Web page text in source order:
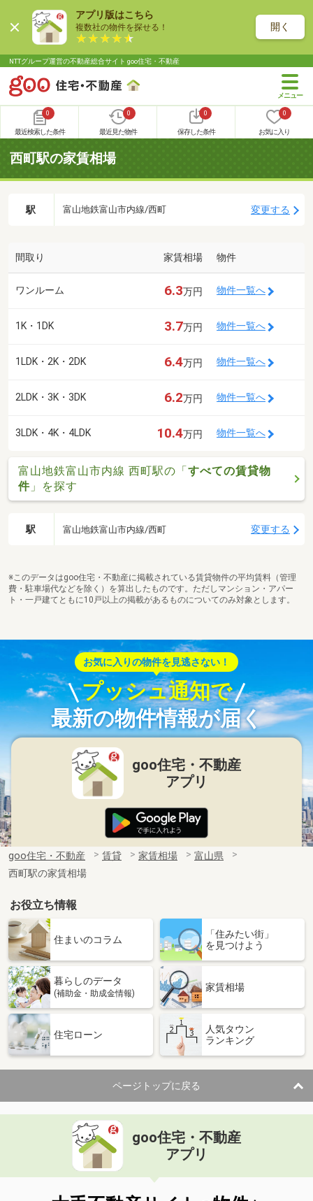
アプリ版はこちら
複数社の物件を探せる！ 開く
NTTグループ運営の不動産総合サイト goo住宅・不動産
0
最近検索した条件
0
最近見た物件
0
保存した条件
0
お気に入り
西町駅の家賃相場
駅 富山地鉄富山市内線/西町 変更する
間取り 家賃相場 物件
ワンルーム 6.3万円 物件一覧へ
1K・1DK 3.7万円 物件一覧へ
1LDK・2K・2DK 6.4万円 物件一覧へ
2LDK・3K・3DK 6.2万円 物件一覧へ
3LDK・4K・4LDK 10.4万円 物件一覧へ
富山地鉄富山市内線 西町駅の「すべての賃貸物
件 」を探す
駅 富山地鉄富山市内線/西町 変更する
※このデータはgoo住宅・不動産に掲載されている賃貸物件の平均賃料（管理
費・駐車場代などを除く）を算出したものです。ただしマンション・アパー
ト・一戸建てともに10戸以上の掲載があるものについてのみ対象とします。
お気に入りの物件を見逃さない！
プッシュ通知で
最新の物件情報が届く
goo住宅・不動産
アプリ
goo住宅・不動産 賃貸 家賃相場
富山県
西町駅の家賃相場
お役立ち情報
住まいのコラム
「住みたい街」
を見つけよう
暮らしのデータ
(補助金・助成金情報)
家賃相場
住宅ローン
人気タウン
ランキング
ページトップに戻る
goo住宅・不動産
アプリ